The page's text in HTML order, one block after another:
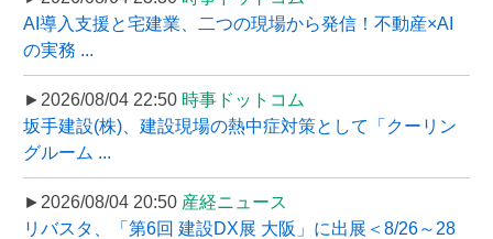
AI導入支援と宅建業、二つの現場から発信！不動産×AI
の実務 ...
►2026/08/04 22:50 時事ドットコム
坂手建設(株)、建設現場の熱中症対策として「クーリン
グルーム ...
►2026/08/04 20:50 産経ニュース
リバスタ、「第6回 建設DX展 大阪」に出展＜8/26～28